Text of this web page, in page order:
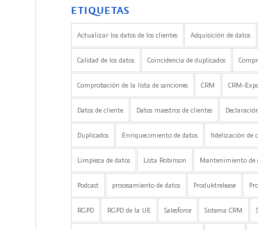
ETIQUETAS
Actualizar los datos de los clientes Adquisición de datos
Calidad de los datos Coincidencia de duplicados
Comprobación de la lista de sanciones CRM CRM-
Datos de cliente Datos maestros de clientes
Duplicados Enriquecimiento de datos fidelización de
Limpieza de datos Lista Robinson Mantenimiento de
Podcast procesamiento de datos Produktrelease
RGPD RGPD de la UE Salesforce Sistema CRM